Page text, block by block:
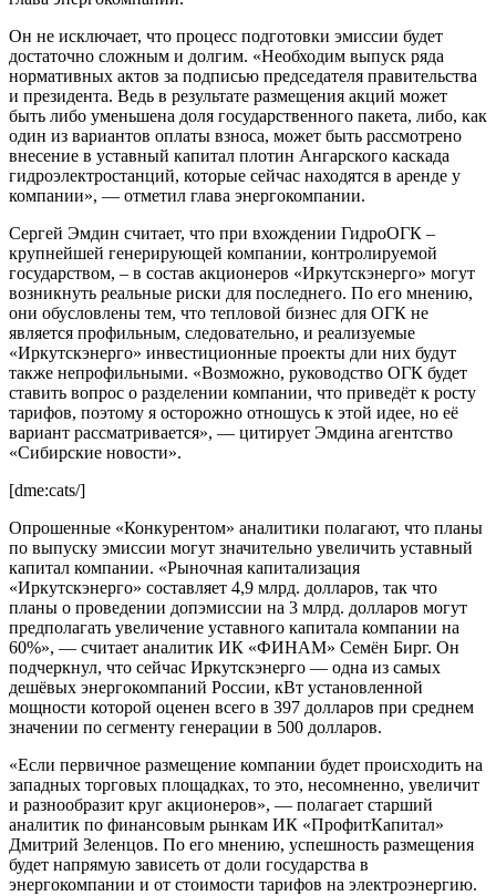
Он не исключает, что процесс подготовки эмиссии будет
достаточно сложным и долгим. «Необходим выпуск ряда
нормативных актов за подписью председателя правительства
и президента. Ведь в результате размещения акций может
быть либо уменьшена доля государственного пакета, либо, как
один из вариантов оплаты взноса, может быть рассмотрено
внесение в уставный капитал плотин Ангарского каскада
гидроэлектростанций, которые сейчас находятся в аренде у
компании», — отметил глава энергокомпании.
Сергей Эмдин считает, что при вхождении ГидроОГК –
крупнейшей генерирующей компании, контролируемой
государством, – в состав акционеров «Иркутскэнерго» могут
возникнуть реальные риски для последнего. По его мнению,
они обусловлены тем, что тепловой бизнес для ОГК не
является профильным, следовательно, и реализуемые
«Иркутскэнерго» инвестиционные проекты дли них будут
также непрофильными. «Возможно, руководство ОГК будет
ставить вопрос о разделении компании, что приведёт к росту
тарифов, поэтому я осторожно отношусь к этой идее, но её
вариант рассматривается», — цитирует Эмдина агентство
«Сибирские новости».
[dme:cats/]
Опрошенные «Конкурентом» аналитики полагают, что планы
по выпуску эмиссии могут значительно увеличить уставный
капитал компании. «Рыночная капитализация
«Иркутскэнерго» составляет 4,9 млрд. долларов, так что
планы о проведении допэмиссии на 3 млрд. долларов могут
предполагать увеличение уставного капитала компании на
60%», — считает аналитик ИК «ФИНАМ» Семён Бирг. Он
подчеркнул, что сейчас Иркутскэнерго — одна из самых
дешёвых энергокомпаний России, кВт установленной
мощности которой оценен всего в 397 долларов при среднем
значении по сегменту генерации в 500 долларов.
«Если первичное размещение компании будет происходить на
западных торговых площадках, то это, несомненно, увеличит
и разнообразит круг акционеров», — полагает старший
аналитик по финансовым рынкам ИК «ПрофитКапитал»
Дмитрий Зеленцов. По его мнению, успешность размещения
будет напрямую зависеть от доли государства в
энергокомпании и от стоимости тарифов на электроэнергию.